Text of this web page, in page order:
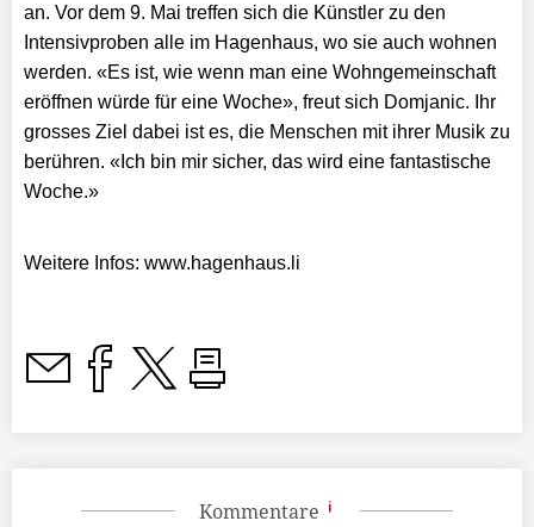
an. Vor dem 9. Mai treffen sich die Künstler zu den
Intensivproben alle im Hagenhaus, wo sie auch wohnen
werden. «Es ist, wie wenn man eine Wohngemeinschaft
eröffnen würde für eine Woche», freut sich Domjanic. Ihr
grosses Ziel dabei ist es, die Menschen mit ihrer Musik zu
berühren. «Ich bin mir sicher, das wird eine fantastische
Woche.»
Weitere Infos: www.hagenhaus.li
Kommentare